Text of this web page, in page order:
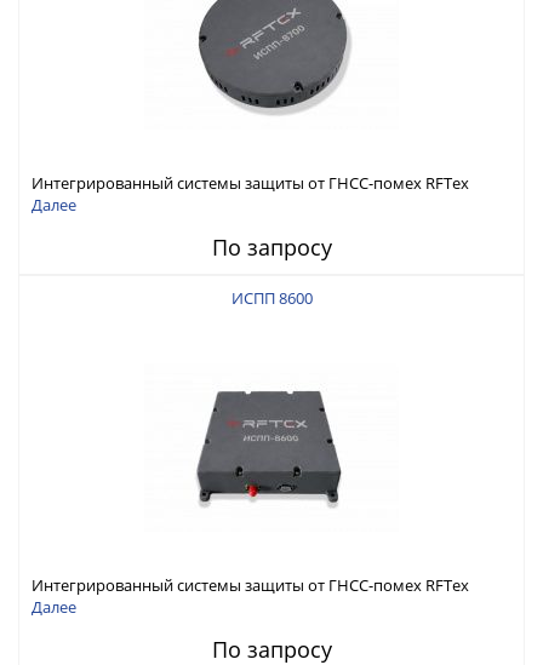
Интегрированный системы защиты от ГНСС-помех RFТех
ИСПП 8700
Далее
По запросу
ИСПП 8600
Интегрированный системы защиты от ГНСС-помех RFТех
ИСПП 8600
Далее
По запросу